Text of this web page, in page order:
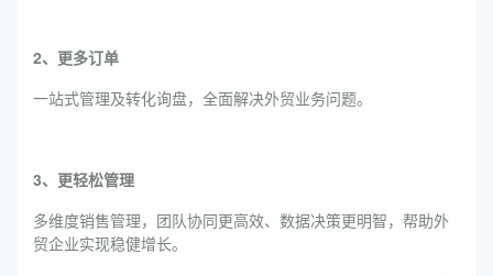
2、更多订单
一站式管理及转化询盘，全面解决外贸业务问题。
3、更轻松管理
多维度销售管理，团队协同更高效、数据决策更明智，帮助外
贸企业实现稳健增长。